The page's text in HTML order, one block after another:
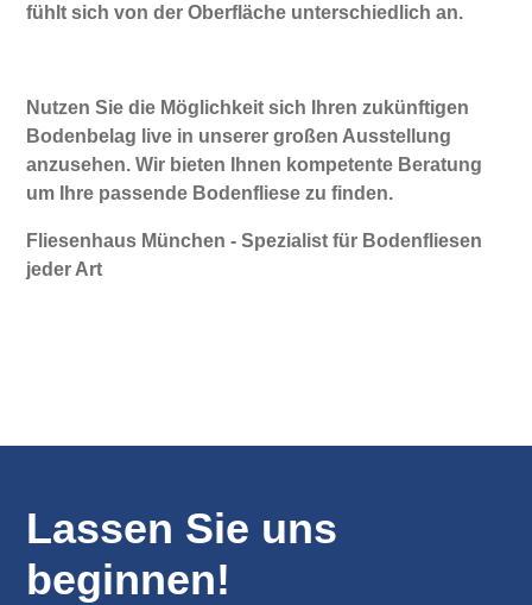
fühlt sich von der Oberfläche unterschiedlich an.
Nutzen Sie die Möglichkeit sich Ihren zukünftigen
Bodenbelag live in unserer großen Ausstellung
anzusehen. Wir bieten Ihnen kompetente Beratung
um Ihre passende Bodenfliese zu finden.
Fliesenhaus München - Spezialist für Bodenfliesen
jeder Art
Lassen Sie uns
beginnen!